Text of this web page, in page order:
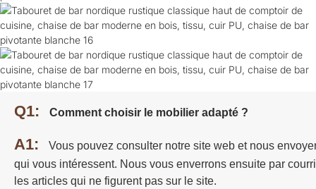
Q1: Comment choisir le mobilier adapté ?
A1:
Vous pouvez consulter notre site web et nous
qui vous intéressent. Nous vous enverrons ensuite par
les articles qui ne figurent pas sur le site.